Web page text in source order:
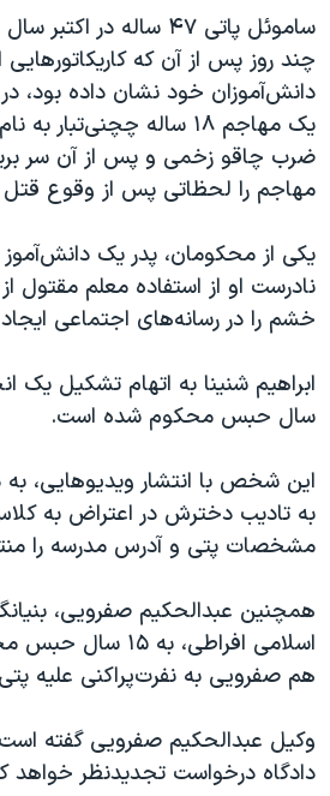
چهل سال گروگان‌گیری
قانون شفافیت دارائی کادر رهبری ایران
اعتراضات مردمی آبان ۹۸
اسرائیل در جنگ
نرگس محمدی برنده جایزه نوبل صلح
صفحه‌های ویژه
سفر پرزیدنت ترامپ به چین
چند روز پس از آن که کاریکاتورهایی
دانش‌آموزان خود نشان داده بود،
یک مهاجم ١٨ ساله
ضرب چاقو زخمی و پس از آن سر
مهاجم را لحظاتی پس از وقوع قتل
یکی از محکومان، پدر یک
نادرست او از استفاده معلم مقتول از
خشم را در رسانه‌های اجتماعی
سال حبس محکوم شده است.
این شخص با انتشار ویدیوهایی،
به تادیب دخترش در اعتراض به
مشخصات پتی و آدرس مدرسه را
همچنین عبدالحکیم صفرویی،
اسلامی افراطی،
هم صفرویی به نفرت‌پراکنی علیه
وکیل عبدالحکیم صفرویی گفته
دادگاه درخواست تجدیدنظر خواهد